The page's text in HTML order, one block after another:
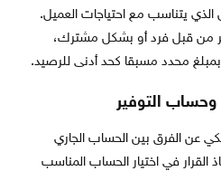
الذي يتناسب مع احتياجات العميل.
من قبل فرد أو بشكل مشترك،
محدد مسبقا كحد أدنى للرصيد.
وحساب التوفير
عن الفرق بين الحساب الجاري
القرار في اختيار الحساب المناسب